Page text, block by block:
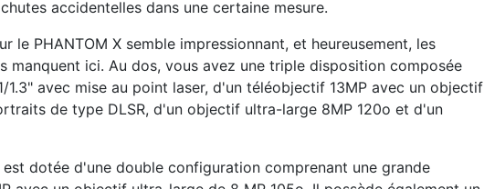
accidentelles dans une certaine mesure.
le PHANTOM X semble impressionnant, et heureusement, les
manquent ici. Au dos, vous avez une triple disposition composée
1.3" avec mise au point laser, d'un téléobjectif 13MP avec un objectif
de type DLSR, d'un objectif ultra-large 8MP 120o et d'un
est dotée d'une double configuration comprenant une grande